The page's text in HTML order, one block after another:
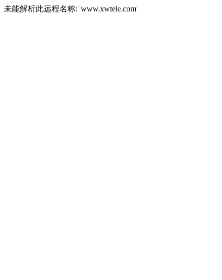
未能解析此远程名称: 'www.xwtele.com'